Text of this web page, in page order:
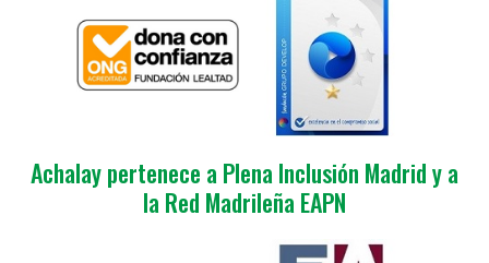
Achalay pertenece a Plena Inclusión Madrid y a
la Red Madrileña EAPN